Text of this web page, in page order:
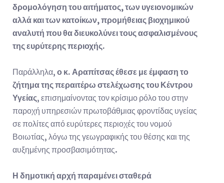
δρομολόγηση του αιτήματος, των υγειονομικών
αλλά και των κατοίκων, προμήθειας βιοχημικού
αναλυτή που θα διευκολύνει τους ασφαλισμένους
της ευρύτερης περιοχής.
Παράλληλα, ο κ. Αραπίτσας έθεσε με έμφαση το
ζήτημα της περαιτέρω στελέχωσης του Κέντρου
Υγείας, επισημαίνοντας τον κρίσιμο ρόλο του στην
παροχή υπηρεσιών πρωτοβάθμιας φροντίδας υγείας
σε πολίτες από ευρύτερες περιοχές του νομού
Βοιωτίας, λόγω της γεωγραφικής του θέσης και της
αυξημένης προσβασιμότητας.
Η δημοτική αρχή παραμένει σταθερά